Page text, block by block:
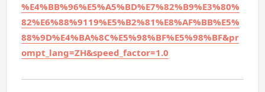
%E4%BB%96%E5%A5%BD%E7%82%B9%E3%80%
82%E6%88%9119%E5%B2%81%E8%AF%BB%E5%
88%9D%E4%BA%8C%E5%98%BF%E5%98%BF&pr
ompt_lang=ZH&speed_factor=1.0